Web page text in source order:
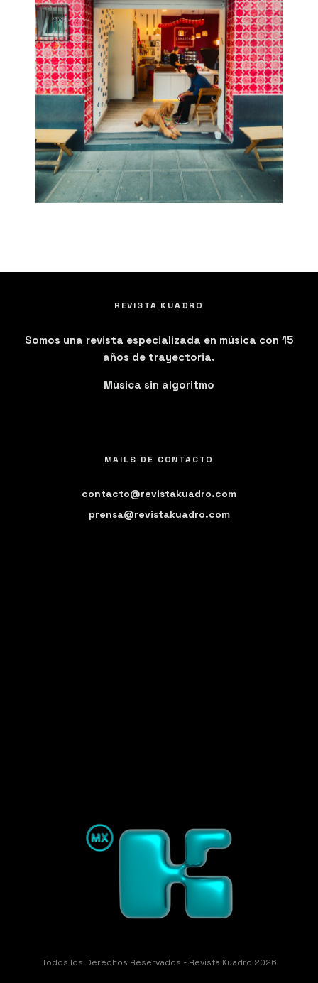
REVISTA KUADRO
Somos una revista especializada en música con 15
años de trayectoria.
Música sin algoritmo
MAILS DE CONTACTO
contacto@revistakuadro.com
prensa@revistakuadro.com
Todos los Derechos Reservados - Revista Kuadro 2026